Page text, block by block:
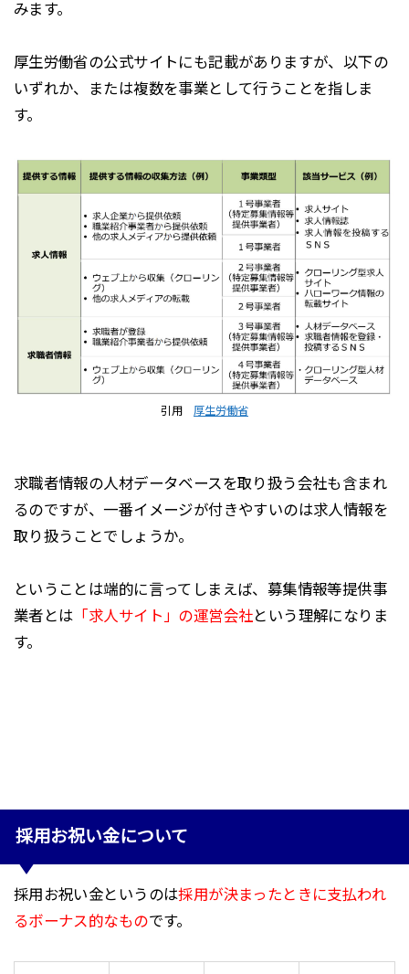
みます。
厚生労働省の公式サイトにも記載がありますが、以下の
いずれか、または複数を事業として行うことを指しま
す。
引用 厚生労働省
求職者情報の人材データベースを取り扱う会社も含まれ
るのですが、一番イメージが付きやすいのは求人情報を
取り扱うことでしょうか。
ということは端的に言ってしまえば、募集情報等提供事
業者とは 「求人サイト」の運営会社という理解になりま
す。
採用お祝い金について
採用お祝い金というのは採用が決まったときに支払われ
るボーナス的なものです。